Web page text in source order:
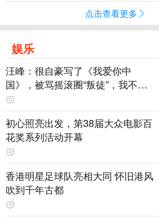
点击查看更多
娱乐
汪峰：很自豪写了《我爱你中
国》，被骂摇滚圈“叛徒”，我不屑
跟他们吵
初心照亮出发，第38届大众电影百
花奖系列活动开幕
香港明星足球队亮相大同 怀旧港风
吹到千年古都